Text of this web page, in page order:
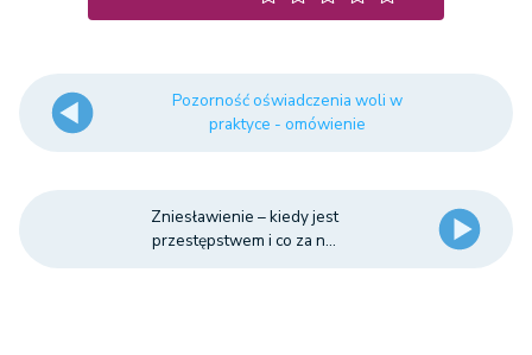
Pozorność oświadczenia woli w
praktyce - omówienie
Zniesławienie – kiedy jest
przestępstwem i co za n...